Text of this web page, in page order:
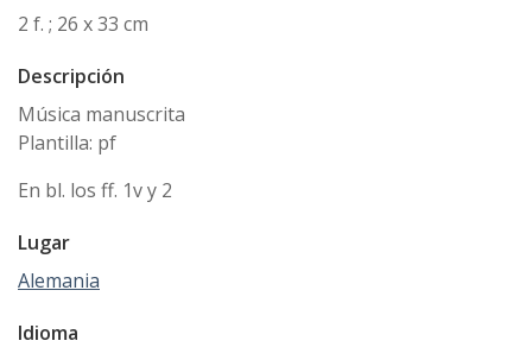
2 f. ; 26 x 33 cm
Descripción
Música manuscrita
Plantilla: pf
En bl. los ff. 1v y 2
Lugar
Alemania
Idioma